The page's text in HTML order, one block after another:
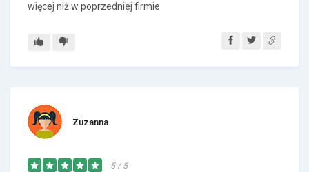
więcej niż w poprzedniej firmie
Zuzanna
5 / 5